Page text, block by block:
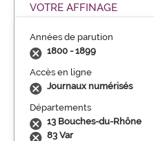
VOTRE AFFINAGE
Années de parution
1800 - 1899
Accès en ligne
Journaux numérisés
Départements
13 Bouches-du-Rhône
83 Var